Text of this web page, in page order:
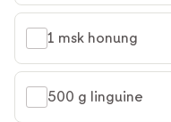
1 msk honung
500 g linguine